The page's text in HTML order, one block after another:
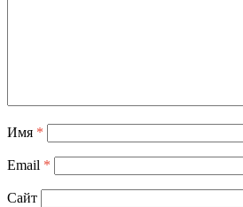
Имя *
Email *
Сайт